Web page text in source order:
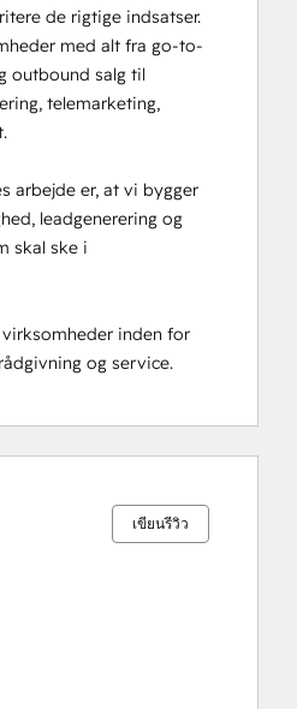
de rigtige indsatser.
med alt fra go-to-
outbound salg til
telemarketing,
arbejde er, at vi bygger
leadgenerering og
skal ske i
inden for
og service.
เขียนรีวิว
100%